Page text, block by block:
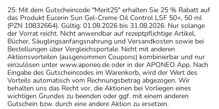
25: Mit dem Gutscheincode "Merit25" erhalten Sie 25 % Rabatt auf
das Produkt Eucerin Sun Gel-Creme Oil Control LSF 50+, 50 ml
(PZN 10832664). Gültig: 01.08.2026 bis 31.08.2026. Nur solange
der Vorrat reicht. Nicht anwendbar auf rezeptpflichtige Artikel,
Bücher, Säuglingsanfangsnahrung und Versandkosten sowie bei
Bestellungen über Vergleichsportale. Nicht mit anderen
Aktionsvorteilen (ausgenommen Coupons) kombinierbar und nur
einzulösen unter www.aponeo.de oder in der APONEO App. Nach
Eingabe des Gutscheincodes im Warenkorb, wird der Wert des
Vorteils automatisch vom Rechnungsbetrag abgezogen. Wir
behalten uns das Recht vor, die Aktionen bei Vorliegen eines
wichtigen Grundes zu beenden oder ggf. mit einem anderen
Gutschein bzw. durch eine andere Aktion zu ersetzen.